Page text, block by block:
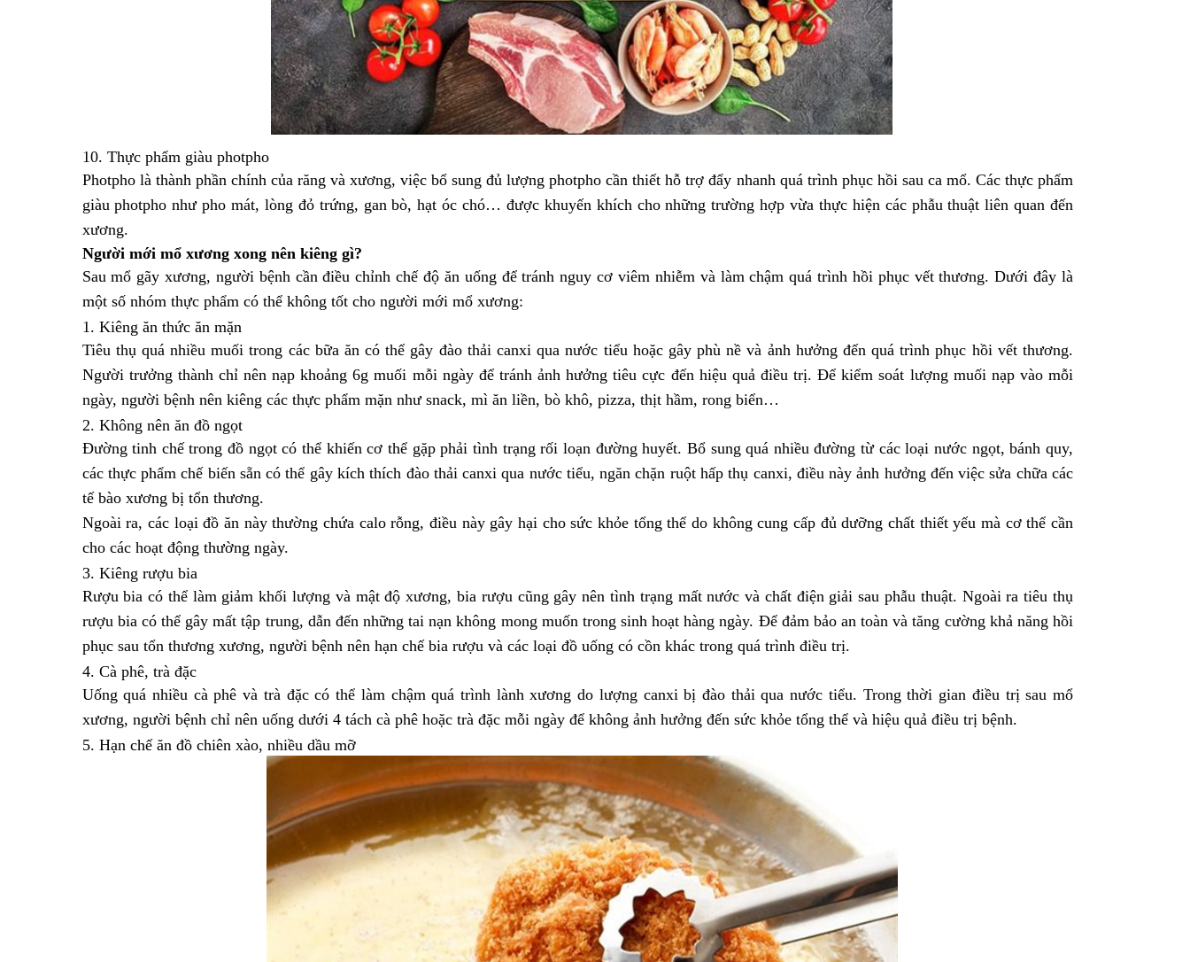
10. Thực phẩm giàu photpho
Photpho là thành phần chính của răng và xương, việc bổ sung đủ lượng photpho cần thiết hỗ trợ đẩy nhanh quá trình phục hồi sau ca mổ. Các thực phẩm
giàu photpho như pho mát, lòng đỏ trứng, gan bò, hạt óc chó… được khuyến khích cho những trường hợp vừa thực hiện các phẫu thuật liên quan đến
xương.
Người mới mổ xương xong nên kiêng gì?
Sau mổ gãy xương, người bệnh cần điều chỉnh chế độ ăn uống để tránh nguy cơ viêm nhiễm và làm chậm quá trình hồi phục vết thương. Dưới đây là
một số nhóm thực phẩm có thể không tốt cho người mới mổ xương:
1. Kiêng ăn thức ăn mặn
Tiêu thụ quá nhiều muối trong các bữa ăn có thể gây đào thải canxi qua nước tiểu hoặc gây phù nề và ảnh hưởng đến quá trình phục hồi vết thương.
Người trưởng thành chỉ nên nạp khoảng 6g muối mỗi ngày để tránh ảnh hưởng tiêu cực đến hiệu quả điều trị. Để kiểm soát lượng muối nạp vào mỗi
ngày, người bệnh nên kiêng các thực phẩm mặn như snack, mì ăn liền, bò khô, pizza, thịt hầm, rong biển…
2. Không nên ăn đồ ngọt
Đường tinh chế trong đồ ngọt có thể khiến cơ thể gặp phải tình trạng rối loạn đường huyết. Bổ sung quá nhiều đường từ các loại nước ngọt, bánh quy,
các thực phẩm chế biến sẵn có thể gây kích thích đào thải canxi qua nước tiểu, ngăn chặn ruột hấp thụ canxi, điều này ảnh hưởng đến việc sửa chữa các
tế bào xương bị tổn thương.
Ngoài ra, các loại đồ ăn này thường chứa calo rỗng, điều này gây hại cho sức khỏe tổng thể do không cung cấp đủ dưỡng chất thiết yếu mà cơ thể cần
cho các hoạt động thường ngày.
3. Kiêng rượu bia
Rượu bia có thể làm giảm khối lượng và mật độ xương, bia rượu cũng gây nên tình trạng mất nước và chất điện giải sau phẫu thuật. Ngoài ra tiêu thụ
rượu bia có thể gây mất tập trung, dẫn đến những tai nạn không mong muốn trong sinh hoạt hàng ngày. Để đảm bảo an toàn và tăng cường khả năng hồi
phục sau tổn thương xương, người bệnh nên hạn chế bia rượu và các loại đồ uống có cồn khác trong quá trình điều trị.
4. Cà phê, trà đặc
Uống quá nhiều cà phê và trà đặc có thể làm chậm quá trình lành xương do lượng canxi bị đào thải qua nước tiểu. Trong thời gian điều trị sau mổ
xương, người bệnh chỉ nên uống dưới 4 tách cà phê hoặc trà đặc mỗi ngày để không ảnh hưởng đến sức khỏe tổng thể và hiệu quả điều trị bệnh.
5. Hạn chế ăn đồ chiên xào, nhiều dầu mỡ